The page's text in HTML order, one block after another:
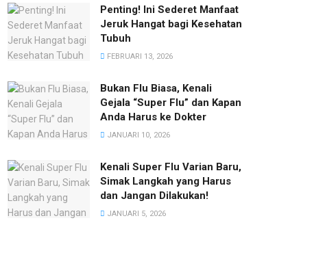
Penting! Ini Sederet Manfaat
Jeruk Hangat bagi Kesehatan
Tubuh
FEBRUARI 13, 2026
Bukan Flu Biasa, Kenali
Gejala “Super Flu” dan Kapan
Anda Harus ke Dokter
JANUARI 10, 2026
Kenali Super Flu Varian Baru,
Simak Langkah yang Harus
dan Jangan Dilakukan!
JANUARI 5, 2026